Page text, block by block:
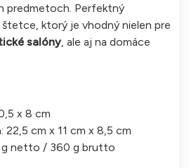
predmetoch. Perfektný
štetce, ktorý je vhodný nielen pre
salóny, ale aj na domáce
x 8 cm
22,5 cm x 11 cm x 8,5 cm
netto / 360 g brutto